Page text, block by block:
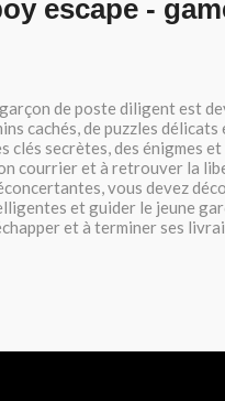
escape -
de poste diligent est
cachés, de puzzles
clés secrètes, des énigmes
courrier et à retrouver la
vous devez
et guider le jeune
et à terminer ses